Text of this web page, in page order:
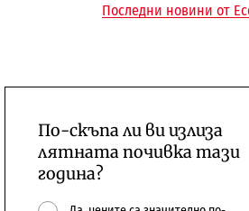
Последни новини от
По-скъпа ли ви излиза
лятната почивка тази
година?